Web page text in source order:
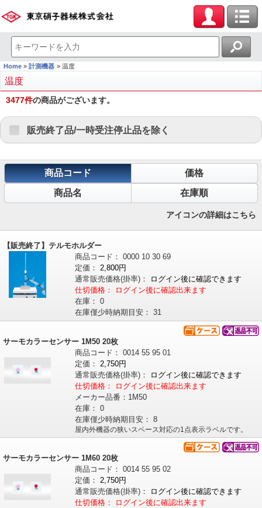
Home 計測機器 温度
温度
3477件の商品がございます。
販売終了品/一時受注停止品を除く
商品コード
価格
商品名
在庫順
アイコンの詳細はこちら
【販売終了】テルモホルダー
商品コード： 0000 10 30 69
定価： 2,800円
通常販売価格(掛率)：
ログイン後に確認できます
仕切価格：
ログイン後に確認出来ます
在庫： 0
在庫僅少時納期目安： 31
サーモカラーセンサー 1M50 20枚
商品コード： 0014 55 95 01
定価： 2,750円
通常販売価格(掛率)：
ログイン後に確認できます
仕切価格：
ログイン後に確認出来ます
メーカー品番： 1M50
在庫： 0
在庫僅少時納期目安： 8
屋内外機器の狭いスペース対応の1点表示ラベルです。
サーモカラーセンサー 1M60 20枚
商品コード： 0014 55 95 02
定価： 2,750円
通常販売価格(掛率)：
ログイン後に確認できます
仕切価格：
ログイン後に確認出来ます